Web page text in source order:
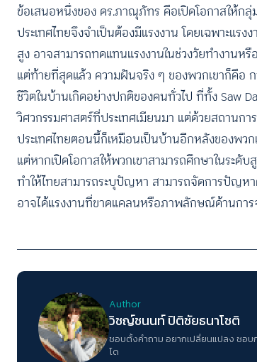
ข้อเสนอหนึ่งของ ดร.ภาณุภัทร คือเปิดโอกาสให้ก
ประเทศไทยจึงจำเป็นต้องมีแรงงาน โดยเฉพาะแ
สูง อาจสามารถทดแทนแรงงานในช่วงวัยทำงานห
แต่ท้ายที่สุดแล้ว ความฝันจริง ๆ ของพวกเขาก็คือ
ชีวิตในบ้านเกิดอย่างปกติของคนทั่วไป ที่ทั้ง Saw
วิศวกรรมศาสตร์ที่ประเทศเมียนมา แต่ด้วยสถานก
ประเทศไทยตอนนี้ก็เหมือนเป็นบ้านอีกหลังของพวก
แต่หากเปิดโอกาสให้พวกเขาสามารถศึกษาในระดั
ทำให้ไทยสามารถระบุปัญหา สามารถจัดการปัญหา
อาจได้แรงงานที่ขาดแคลนหรือภาพลักษณ์ด้านกา
Author
วิชญ์ช​นนท์​ ปิติ​ชัย​ธ​นา​โชติ​
ชอบตั้งคำถาม​ อยากเปลี่ยนแปลง​ ชอบ
โด​